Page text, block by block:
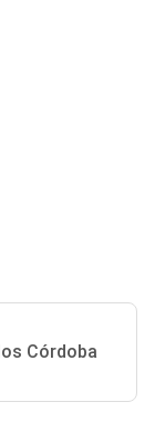
Córdoba